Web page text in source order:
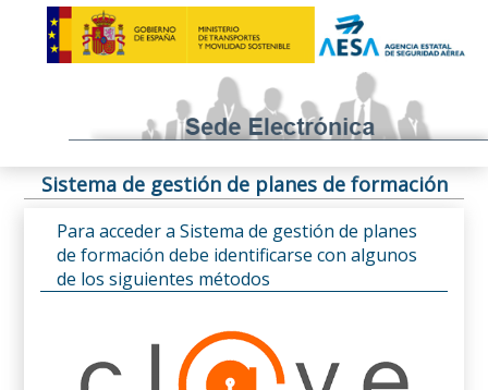
Sistema de gestión de planes de formación
Para acceder a Sistema de gestión de planes
de formación debe identificarse con algunos
de los siguientes métodos